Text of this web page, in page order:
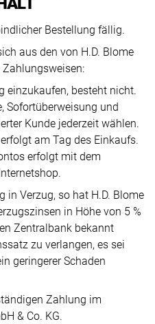
Bestellung fällig.
aus den von H.D. Blome
Zahlungsweisen:
einzukaufen, besteht nicht.
Sofortüberweisung und
Kunde jederzeit wählen.
am Tag des Einkaufs.
erfolgt mit dem
in Verzug, so hat H.D. Blome
in Höhe von 5 %
Zentralbank bekannt
zu verlangen, es sei
geringerer Schaden
Zahlung im
& Co. KG.